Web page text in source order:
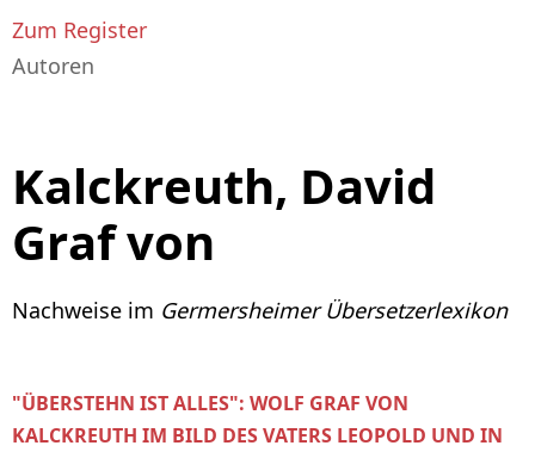
Kalckreuth, David
Graf von
Nachweise im Germersheimer Übersetzerlexikon
"ÜBERSTEHN IST ALLES": WOLF GRAF VON
KALCKREUTH IM BILD DES VATERS LEOPOLD UND IN
Zum Register
Autoren